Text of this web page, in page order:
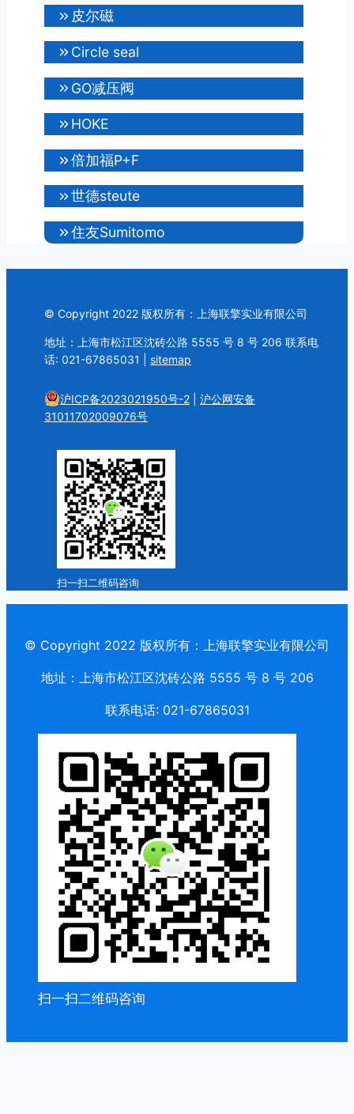
皮尔磁
Circle seal
GO减压阀
HOKE
倍加福P+F
世德steute
住友Sumitomo
© Copyright 2022 版权所有：上海联擎实业有限公司
地址：上海市松江区沈砖公路 5555 号 8 号 206 联系电
话: 021-67865031 | sitemap
沪ICP备2023021950号-2
沪公网安备
31011702009076号
扫一扫二维码咨询
© Copyright 2022 版权所有：上海联擎实业有限公司
地址：上海市松江区沈砖公路 5555 号 8 号 206
联系电话: 021-67865031
扫一扫二维码咨询